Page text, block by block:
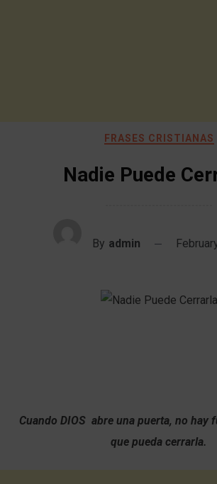
FRASES CRISTIANAS
Nadie Puede
By admin
Cuando DIOS abre una puerta, no hay
que pueda cerrarla.